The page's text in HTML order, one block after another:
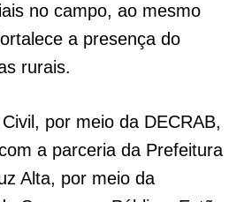
no campo, ao mesmo
a presença do
rurais.
por meio da DECRAB,
a parceria da Prefeitura
Alta, por meio da